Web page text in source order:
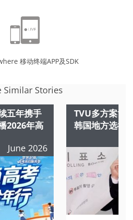
移动终端APP及SDK
Similar Stories
五年携手
2026年高
June 2026
TVU多方案协
韩国地方选举